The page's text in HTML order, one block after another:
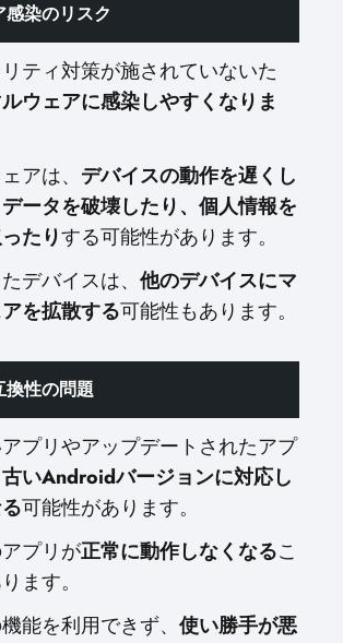
感染のリスク
ティ対策が施されていないた
ウェアに感染しやすくなりま
アは、 デバイスの動作を遅くし
ータを破壊したり、個人情報を
たりする可能性があります。
デバイスは、 他のデバイスにマ
を拡散する可能性もあります。
換性の問題
プリやアップデートされたアプ
古いAndroidバージョンに対応し
可能性があります。
プリが正常に動作しなくなるこ
ます。
能を利用できず、 使い勝手が悪